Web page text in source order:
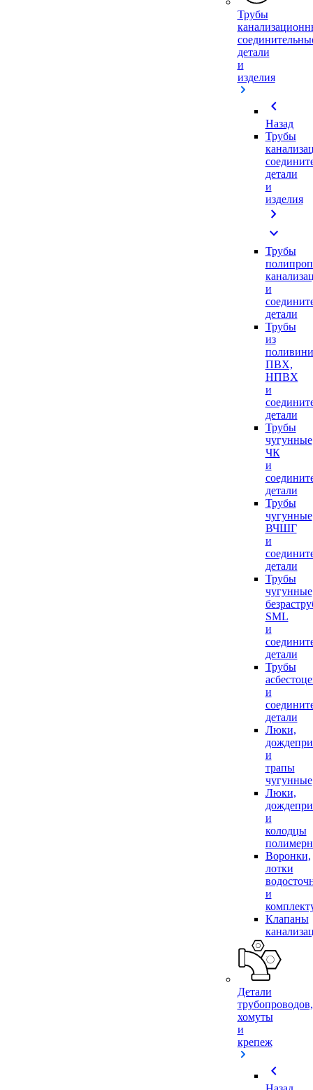
Трубы
детали
и
изделия
chevron_left
Назад
Трубы
детали
и
изделия
chevron_right
expand_more
Трубы
и
детали
Трубы
из
ПВХ,
НПВХ
и
детали
Трубы
чугунные
ЧК
и
детали
Трубы
чугунные
ВЧШГ
и
детали
Трубы
чугунные
SML
и
детали
Трубы
и
детали
Люки,
и
трапы
чугунные
Люки,
и
колодцы
Воронки,
лотки
и
Клапаны
Детали
трубопроводов,
хомуты
и
крепеж
chevron_left